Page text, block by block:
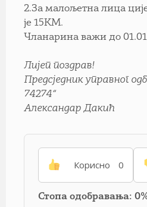
2.За малољетна лица
је 15КМ.
Чланарина важи до
Лијеп поздрав!
Предсједник управног
74274“
Александар Дакић
Корисно 0
Стопа одобравања: